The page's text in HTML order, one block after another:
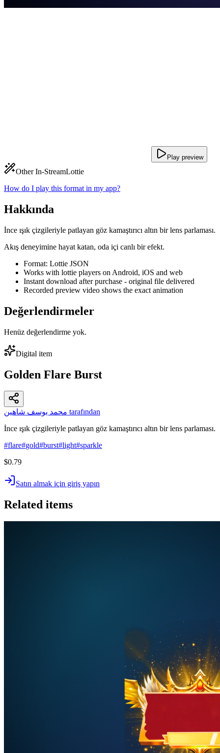
Play preview
Other In-StreamLottie
How do I play this format in my app?
Hakkında
İnce ışık çizgileriyle patlayan göz kamaştırıcı altın bir lens parlaması.
Akış deneyimine hayat katan, oda içi canlı bir efekt.
Format: Lottie JSON
Works with lottie players on Android, iOS and web
Instant download after purchase - original file delivered
Recorded preview video shows the exact animation
Değerlendirmeler
Henüz değerlendirme yok.
Digital item
Golden Flare Burst
محمد يوسف شاهين tarafından
İnce ışık çizgileriyle patlayan göz kamaştırıcı altın bir lens parlaması.
#flare#gold#burst#light#sparkle
$0.79
Satın almak için giriş yapın
Related items